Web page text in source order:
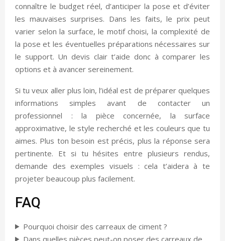
connaître le budget réel, d’anticiper la pose et d’éviter
les mauvaises surprises. Dans les faits, le prix peut
varier selon la surface, le motif choisi, la complexité de
la pose et les éventuelles préparations nécessaires sur
le support. Un devis clair t’aide donc à comparer les
options et à avancer sereinement.
Si tu veux aller plus loin, l’idéal est de préparer quelques
informations simples avant de contacter un
professionnel : la pièce concernée, la surface
approximative, le style recherché et les couleurs que tu
aimes. Plus ton besoin est précis, plus la réponse sera
pertinente. Et si tu hésites entre plusieurs rendus,
demande des exemples visuels : cela t’aidera à te
projeter beaucoup plus facilement.
FAQ
Pourquoi choisir des carreaux de ciment ?
Dans quelles pièces peut-on poser des carreaux de